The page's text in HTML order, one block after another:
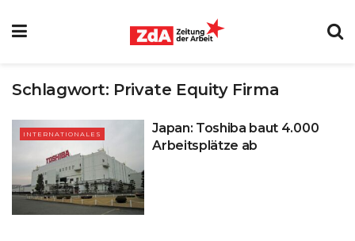
Schlagwort: Private Equity Firma
INTERNATIONALES
Japan: Toshiba baut 4.000
Arbeitsplätze ab